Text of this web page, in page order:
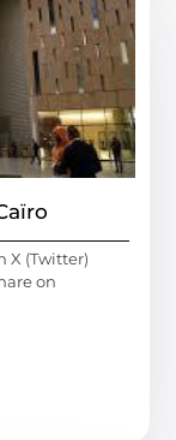
X (Twitter)
on